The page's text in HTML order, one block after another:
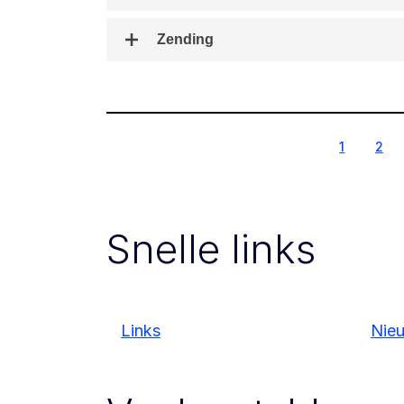
Zending
1
1 2
2
Snelle links
Links